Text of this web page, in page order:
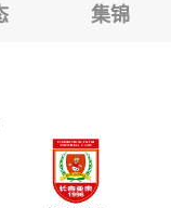
集锦